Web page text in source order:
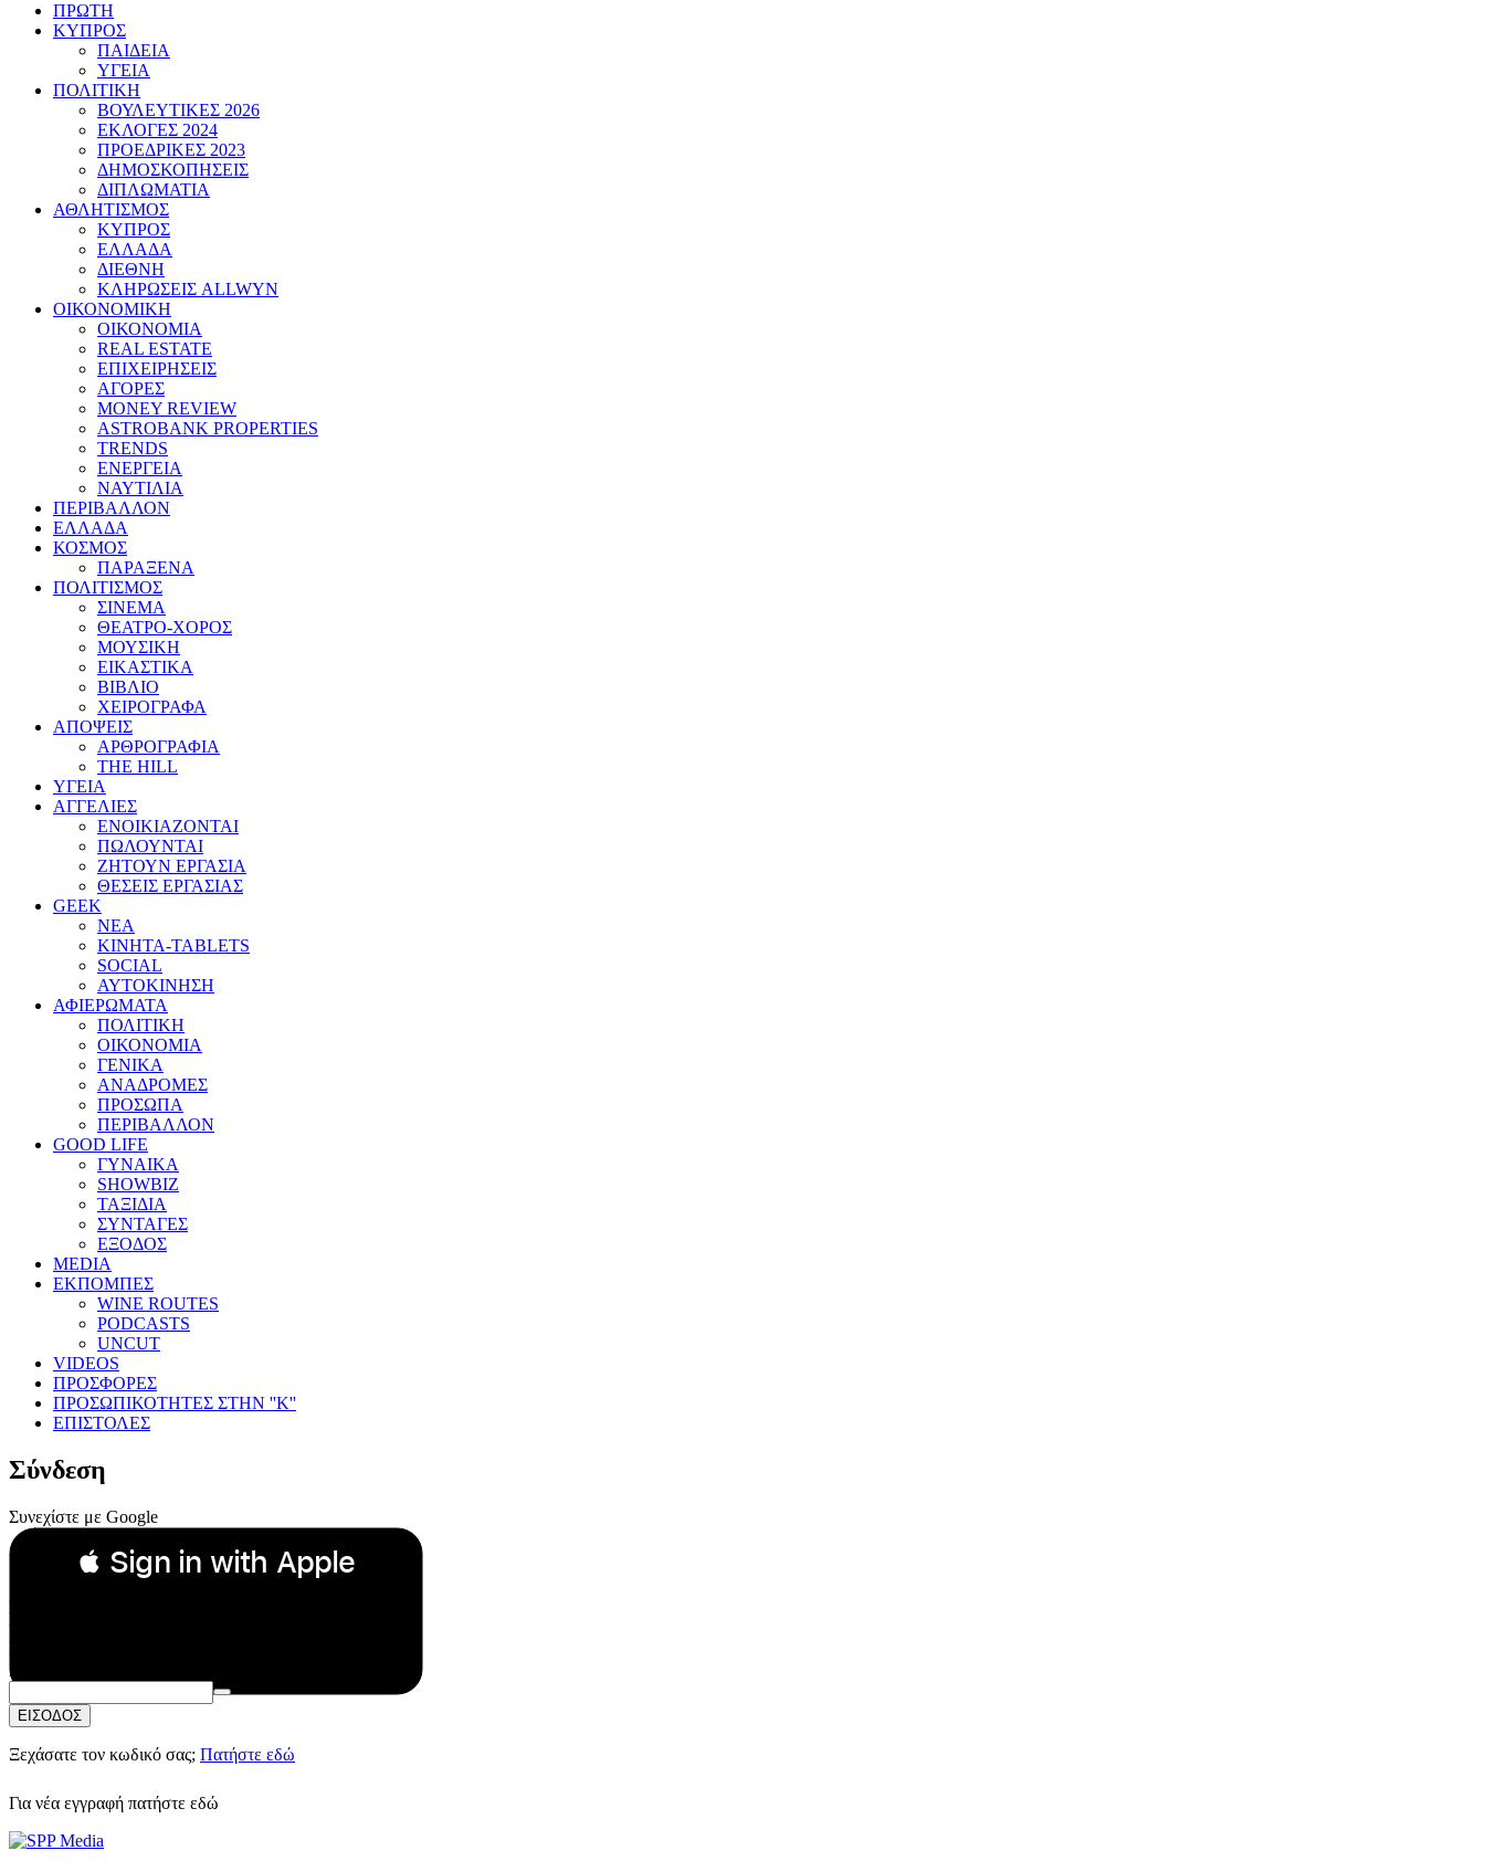
ΠΡΩΤΗ
ΚΥΠΡΟΣ
ΠΑΙΔΕΙΑ
ΥΓΕΙΑ
ΠΟΛΙΤΙΚΗ
ΒΟΥΛΕΥΤΙΚΕΣ 2026
ΕΚΛΟΓΕΣ 2024
ΠΡΟΕΔΡΙΚΕΣ 2023
ΔΗΜΟΣΚΟΠΗΣΕΙΣ
ΔΙΠΛΩΜΑΤΙΑ
ΑΘΛΗΤΙΣΜΟΣ
ΚΥΠΡΟΣ
ΕΛΛΑΔΑ
ΔΙΕΘΝΗ
ΚΛΗΡΩΣΕΙΣ ALLWYN
ΟΙΚΟΝΟΜΙΚΗ
ΟΙΚΟΝΟΜΙΑ
REAL ESTATE
ΕΠΙΧΕΙΡΗΣΕΙΣ
ΑΓΟΡΕΣ
MONEY REVIEW
ASTROBANK PROPERTIES
TRENDS
ΕΝΕΡΓΕΙΑ
ΝΑΥΤΙΛΙΑ
ΠΕΡΙΒΑΛΛΟΝ
ΕΛΛΑΔΑ
ΚΟΣΜΟΣ
ΠΑΡΑΞΕΝΑ
ΠΟΛΙΤΙΣΜΟΣ
ΣΙΝΕΜΑ
ΘΕΑΤΡΟ-ΧΟΡΟΣ
ΜΟΥΣΙΚΗ
ΕΙΚΑΣΤΙΚΑ
ΒΙΒΛΙΟ
ΧΕΙΡΟΓΡΑΦΑ
ΑΠΟΨΕΙΣ
ΑΡΘΡΟΓΡΑΦΙΑ
THE HILL
ΥΓΕΙΑ
ΑΓΓΕΛΙΕΣ
ΕΝΟΙΚΙΑΖΟΝΤΑΙ
ΠΩΛΟΥΝΤΑΙ
ΖΗΤΟΥΝ ΕΡΓΑΣΙΑ
ΘΕΣΕΙΣ ΕΡΓΑΣΙΑΣ
GEEK
ΝΕΑ
ΚΙΝΗΤΑ-TABLETS
SOCIAL
ΑΥΤΟΚΙΝΗΣΗ
ΑΦΙΕΡΩΜΑΤΑ
ΠΟΛΙΤΙΚΗ
ΟΙΚΟΝΟΜΙΑ
ΓΕΝΙΚΑ
ΑΝΑΔΡΟΜΕΣ
ΠΡΟΣΩΠΑ
ΠΕΡΙΒΑΛΛΟΝ
GOOD LIFE
ΓΥΝΑΙΚΑ
SHOWBIZ
ΤΑΞΙΔΙΑ
ΣΥΝΤΑΓΕΣ
ΕΞΟΔΟΣ
MEDIA
ΕΚΠΟΜΠΕΣ
WINE ROUTES
PODCASTS
UNCUT
VIDEOS
ΠΡΟΣΦΟΡΕΣ
ΠΡΟΣΩΠΙΚΟΤΗΤΕΣ ΣΤΗΝ ''Κ''
ΕΠΙΣΤΟΛΕΣ
Σύνδεση
Συνεχίστε με Google
 Sign in with Apple
Συνεχίστε με Apple
ή
Email:
Κωδικός Πρόσβασης:
ΕΙΣΟΔΟΣ
Ξεχάσατε τον κωδικό σας; Πατήστε εδώ
Για νέα εγγραφή πατήστε εδώ